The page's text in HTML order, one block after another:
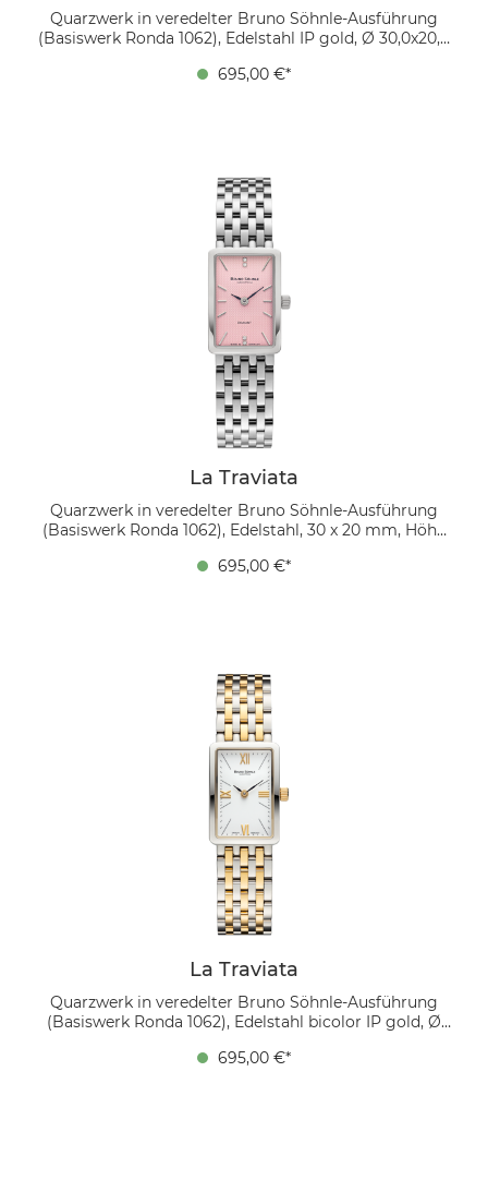
Quarzwerk in veredelter Bruno Söhnle-Ausführung
(Basiswerk Ronda 1062), Edelstahl IP gold, Ø 30,0x20,0
entspiegelt, Edelstahl IP gold, Faltschließe
695,00 €*
La Traviata
Quarzwerk in veredelter Bruno Söhnle-Ausführung
(Basiswerk Ronda 1062), Edelstahl, 30 x 20 mm, Höhe
integriertes Edelstahlarmband, Doppelfaltschließe, 4
reflektieren. Diese Uhr verkörpert feminine Eleganz
und ist ein Must-have für Tage voller Sonne und
Glamour am Pool oder bei Sommercocktails.
695,00 €*
La Traviata
Quarzwerk in veredelter Bruno Söhnle-Ausführung
(Basiswerk Ronda 1062), Edelstahl bicolor IP gold, Ø
entspiegelt, Edelstahl bicolor IP gold, Faltschließe
695,00 €*